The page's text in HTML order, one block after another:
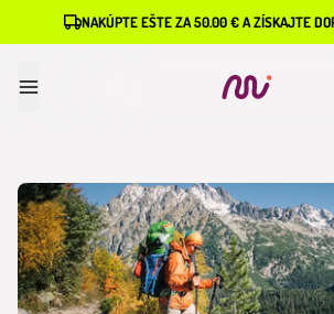
NAKÚPTE EŠTE ZA 50.00 € A ZÍSKAJTE